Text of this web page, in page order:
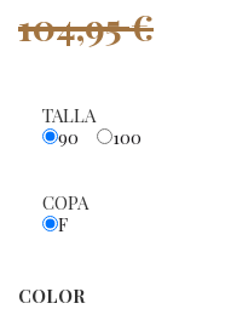
104,95 €
TALLA
90
100
COPA
F
COLOR